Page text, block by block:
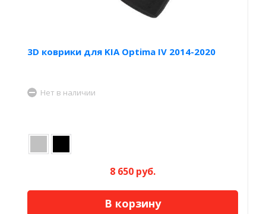
3D коврики для KIA Optima IV 2014-2020
Нет в наличии
8 650 руб.
В корзину